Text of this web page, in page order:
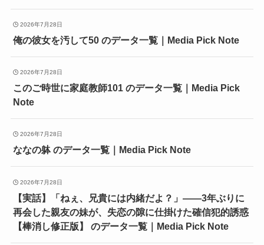
2026年7月28日
俺の彼女を汚して50 のデータ一覧｜Media Pick Note
2026年7月28日
このご時世に家庭教師101 のデータ一覧｜Media Pick
Note
2026年7月28日
ななの躰 のデータ一覧｜Media Pick Note
2026年7月28日
【実話】「ねぇ、兄貴には内緒だよ？」――3年ぶりに
再会した親友の妹が、失恋の隙に仕掛けた確信犯的誘惑
【棒消し修正版】 のデータ一覧｜Media Pick Note